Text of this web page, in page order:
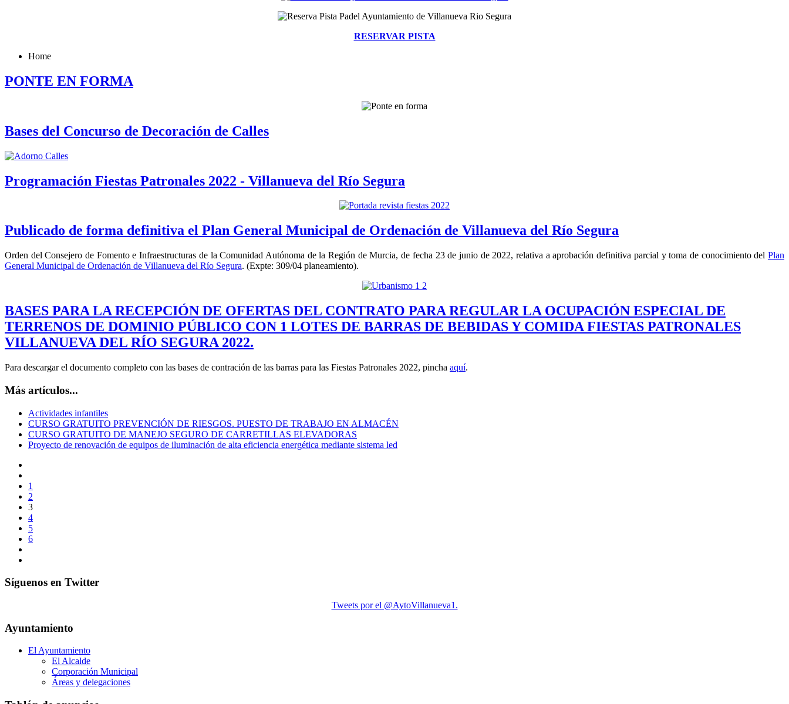
RESERVAR PISTA
Home
PONTE EN FORMA
Bases del Concurso de Decoración de Calles
Programación Fiestas Patronales 2022 - Villanueva del Río Segura
Publicado de forma definitiva el Plan General Municipal de Ordenación de Villanueva del Río Segura
Orden del Consejero de Fomento e Infraestructuras de la Comunidad Autónoma de la Región de Murcia, de fecha 23 de junio de 2022, relativa a aprobación definitiva parcial y toma de conocimiento del Plan
General Municipal de Ordenación de Villanueva del Río Segura. (Expte: 309/04 planeamiento).
BASES PARA LA RECEPCIÓN DE OFERTAS DEL CONTRATO PARA REGULAR LA OCUPACIÓN ESPECIAL DE
TERRENOS DE DOMINIO PÚBLICO CON 1 LOTES DE BARRAS DE BEBIDAS Y COMIDA FIESTAS PATRONALES
VILLANUEVA DEL RÍO SEGURA 2022.
Para descargar el documento completo con las bases de contración de las barras para las Fiestas Patronales 2022, pincha aquí.
Más artículos...
Actividades infantiles
CURSO GRATUITO PREVENCIÓN DE RIESGOS. PUESTO DE TRABAJO EN ALMACÉN
CURSO GRATUITO DE MANEJO SEGURO DE CARRETILLAS ELEVADORAS
Proyecto de renovación de equipos de iluminación de alta eficiencia energética mediante sistema led
1
2
3
4
5
6
Síguenos en Twitter
Tweets por el @AytoVillanueva1.
Ayuntamiento
El Ayuntamiento
El Alcalde
Corporación Municipal
Áreas y delegaciones